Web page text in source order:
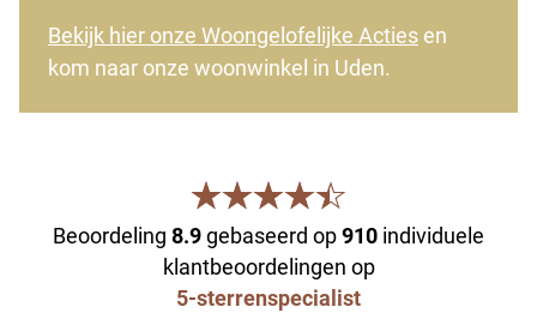
Bekijk hier onze Woongelofelijke Acties en
kom naar onze woonwinkel in Uden.
Beoordeling 8.9gebaseerd op910 individuele
klantbeoordelingen op
5-sterrenspecialist